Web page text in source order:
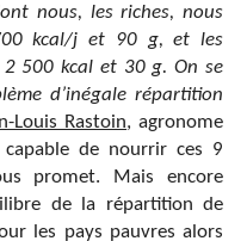
nous, les riches, nous
kcal/j et 90 g, et les
500 kcal et 30 g. On se
d’inégale répartition
Louis Rastoin, agronome
de nourrir ces 9
promet. Mais encore
de la répartition de
les pays pauvres alors